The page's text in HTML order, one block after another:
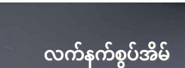
လက်နက်စွပ်အိမ်